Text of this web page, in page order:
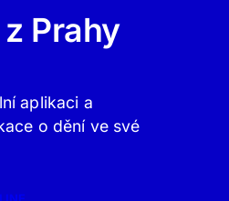
Prahy
aplikaci a
o dění ve své